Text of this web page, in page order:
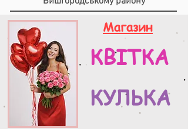
Магазин
КВІТКА
КУЛЬКА